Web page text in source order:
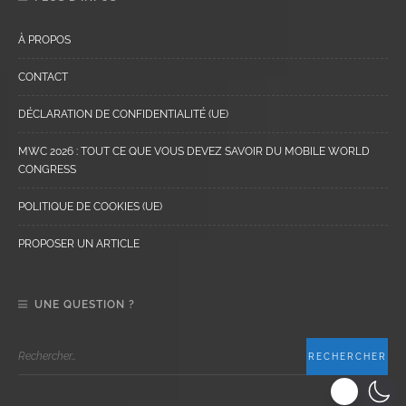
À PROPOS
CONTACT
DÉCLARATION DE CONFIDENTIALITÉ (UE)
MWC 2026 : TOUT CE QUE VOUS DEVEZ SAVOIR DU MOBILE WORLD
CONGRESS
POLITIQUE DE COOKIES (UE)
PROPOSER UN ARTICLE
UNE QUESTION ?